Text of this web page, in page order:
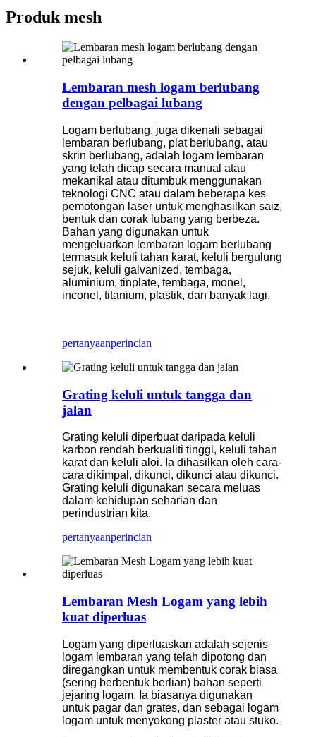
Produk mesh
Lembaran mesh logam berlubang
dengan pelbagai lubang
Logam berlubang, juga dikenali sebagai
lembaran berlubang, plat berlubang, atau
skrin berlubang, adalah logam lembaran
yang telah dicap secara manual atau
mekanikal atau ditumbuk menggunakan
teknologi CNC atau dalam beberapa kes
pemotongan laser untuk menghasilkan saiz,
bentuk dan corak lubang yang berbeza.
Bahan yang digunakan untuk
mengeluarkan lembaran logam berlubang
termasuk keluli tahan karat, keluli bergulung
sejuk, keluli galvanized, tembaga,
aluminium, tinplate, tembaga, monel,
inconel, titanium, plastik, dan banyak lagi.
pertanyaanperincian
Grating keluli untuk tangga dan
jalan
Grating keluli diperbuat daripada keluli
karbon rendah berkualiti tinggi, keluli tahan
karat dan keluli aloi. Ia dihasilkan oleh cara-
cara dikimpal, dikunci, dikunci atau dikunci.
Grating keluli digunakan secara meluas
dalam kehidupan seharian dan
perindustrian kita.
pertanyaanperincian
Lembaran Mesh Logam yang lebih
kuat diperluas
Logam yang diperluaskan adalah sejenis
logam lembaran yang telah dipotong dan
diregangkan untuk membentuk corak biasa
(sering berbentuk berlian) bahan seperti
jejaring logam. Ia biasanya digunakan
untuk pagar dan grates, dan sebagai logam
logam untuk menyokong plaster atau stuko.